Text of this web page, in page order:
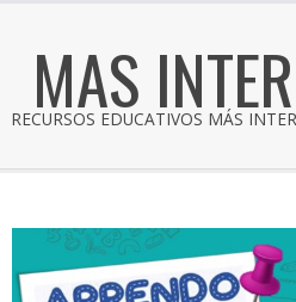
MAS
RECURSOS EDUCATIVOS MÁS